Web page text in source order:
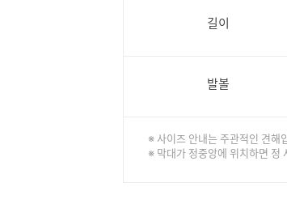
길이
발볼
※ 사이즈 안내는 주관적인 견해
※ 막대가 정중앙에 위치하면 정